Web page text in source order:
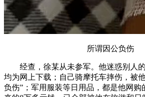
所谓因公负伤
经查，徐某从未参军。他迷惑别人的
均为网上下载；自己骑摩托车摔伤，被
负伤”；军用服装等日用品，都是他网购